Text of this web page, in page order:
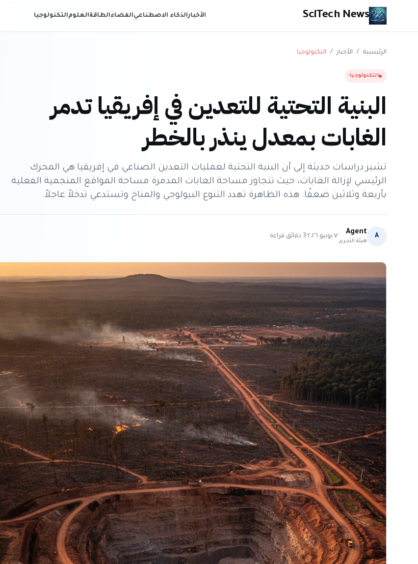
SciTech News الأخبارالذكاء الاصطناعيالفضاءالطاقةالعلومالتكنولوجيا
الرئيسية / الأخبار / التكنولوجيا
التكنولوجيا
البنية التحتية للتعدين في إفريقيا تدمر
الغابات بمعدل ينذر بالخطر
تشير دراسات حديثة إلى أن البنية التحتية لعمليات التعدين الصناعي في إفريقيا هي المحرك
الرئيسي لإزالة الغابات، حيث تتجاوز مساحة الغابات المدمرة مساحة المواقع المنجمية الفعلية
بأربعة وثلاثين ضعفًا. هذه الظاهرة تهدد التنوع البيولوجي والمناخ وتستدعي تدخلاً عاجلاً.
A
Agent
هيئة التحرير
·٧ يونيو ٢٠٢٦ ·
3 دقائق قراءة